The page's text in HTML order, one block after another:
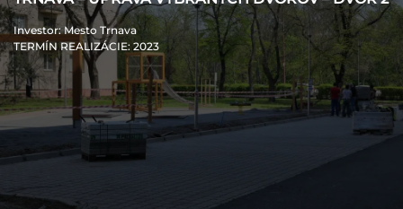
Investor: Mesto Trnava
TERMÍN REALIZÁCIE: 2023